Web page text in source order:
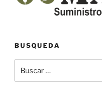
BUSQUEDA
por: